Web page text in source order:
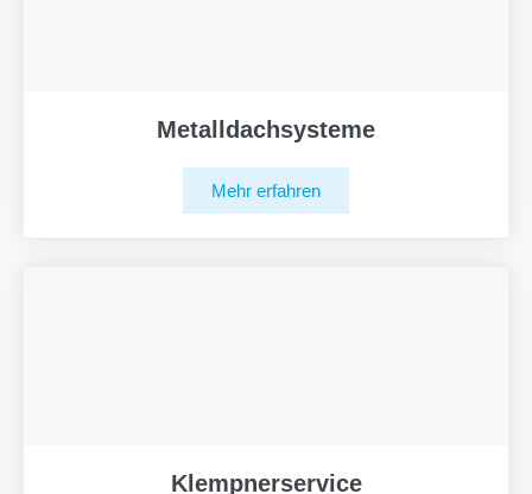
Metalldachsysteme
Mehr erfahren
Klempnerservice